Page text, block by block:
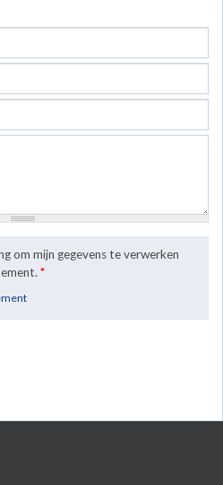
om mijn gegevens te verwerken
*